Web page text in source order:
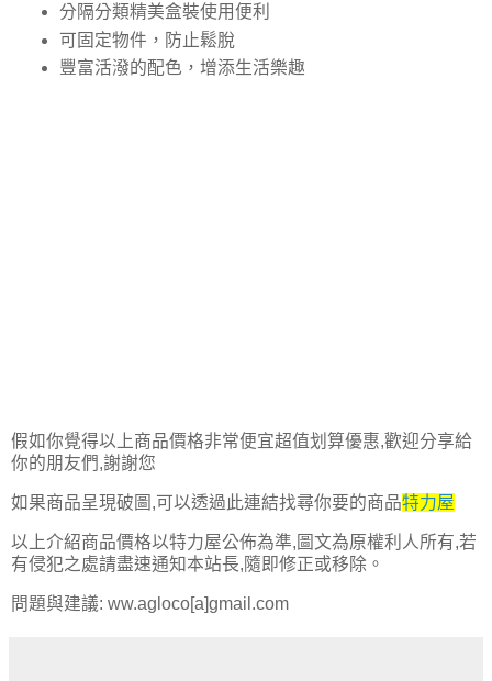
分隔分類精美盒裝使用便利
可固定物件，防止鬆脫
豐富活潑的配色，增添生活樂趣
假如你覺得以上商品價格非常便宜超值划算優惠,歡迎分享給
你的朋友們,謝謝您
如果商品呈現破圖,可以透過此連結找尋你要的商品特力屋
以上介紹商品價格以特力屋公佈為準,圖文為原權利人所有,若
有侵犯之處請盡速通知本站長,隨即修正或移除。
問題與建議: ww.agloco[a]gmail.com